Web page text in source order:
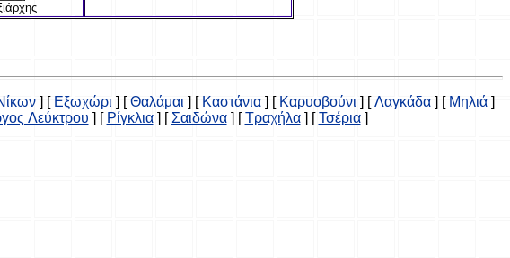
] [ Εξωχώρι ] [Θαλάμαι ] [ Καστάνια] [ Καρυοβούνι ] [Λαγκάδα] [ Μηλιά]
Λεύκτρου ] [ Ρίγκλια] [ Σαιδώνα] [Τραχήλα] [Τσέρια]